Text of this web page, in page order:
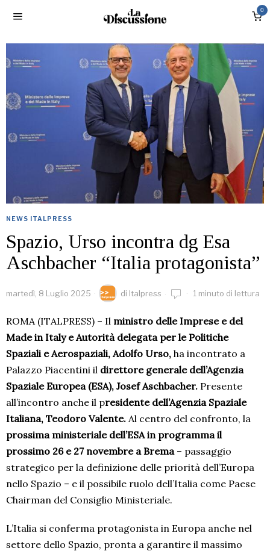
0
NEWS ITALPRESS
Spazio, Urso incontra dg Esa
Aschbacher “Italia protagonista”
martedì, 8 Luglio 2025 di Italpress 1 minuto di lettura
ROMA (ITALPRESS) – Il ministro delle Imprese e del
Made in Italy e Autorità delegata per le Politiche
Spaziali e Aerospaziali, Adolfo Urso, ha incontrato a
Palazzo Piacentini il direttore generale dell’Agenzia
Spaziale Europea (ESA), Josef Aschbacher. Presente
all’incontro anche il presidente dell’Agenzia Spaziale
Italiana, Teodoro Valente. Al centro del confronto, la
prossima ministeriale dell’ESA in programma il
prossimo 26 e 27 novembre a Brema– passaggio
strategico per la definizione delle priorità dell’Europa
nello Spazio – e il possibile ruolo dell’Italia come Paese
Chairman del Consiglio Ministeriale.
L’Italia si conferma protagonista in Europa anche nel
settore dello Spazio, pronta a garantire il massimo